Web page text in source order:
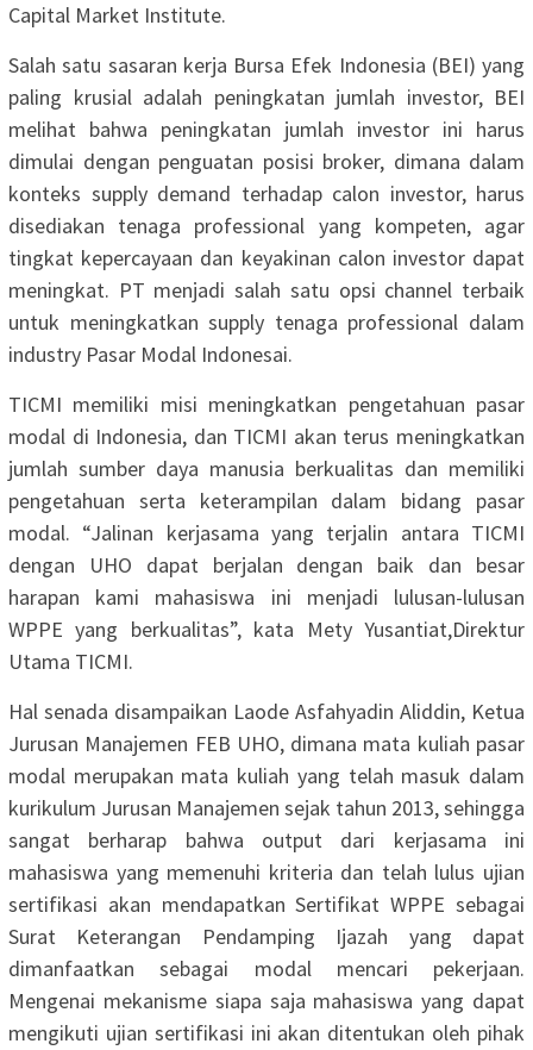
Capital Market Institute.
Salah satu sasaran kerja Bursa Efek Indonesia (BEI) yang
paling krusial adalah peningkatan jumlah investor, BEI
melihat bahwa peningkatan jumlah investor ini harus
dimulai dengan penguatan posisi broker, dimana dalam
konteks supply demand terhadap calon investor, harus
disediakan tenaga professional yang kompeten, agar
tingkat kepercayaan dan keyakinan calon investor dapat
meningkat. PT menjadi salah satu opsi channel terbaik
untuk meningkatkan supply tenaga professional dalam
industry Pasar Modal Indonesai.
TICMI memiliki misi meningkatkan pengetahuan pasar
modal di Indonesia, dan TICMI akan terus meningkatkan
jumlah sumber daya manusia berkualitas dan memiliki
pengetahuan serta keterampilan dalam bidang pasar
modal. “Jalinan kerjasama yang terjalin antara TICMI
dengan UHO dapat berjalan dengan baik dan besar
harapan kami mahasiswa ini menjadi lulusan-lulusan
WPPE yang berkualitas”, kata Mety Yusantiat,Direktur
Utama TICMI.
Hal senada disampaikan Laode Asfahyadin Aliddin, Ketua
Jurusan Manajemen FEB UHO, dimana mata kuliah pasar
modal merupakan mata kuliah yang telah masuk dalam
kurikulum Jurusan Manajemen sejak tahun 2013, sehingga
sangat berharap bahwa output dari kerjasama ini
mahasiswa yang memenuhi kriteria dan telah lulus ujian
sertifikasi akan mendapatkan Sertifikat WPPE sebagai
Surat Keterangan Pendamping Ijazah yang dapat
dimanfaatkan sebagai modal mencari pekerjaan.
Mengenai mekanisme siapa saja mahasiswa yang dapat
mengikuti ujian sertifikasi ini akan ditentukan oleh pihak